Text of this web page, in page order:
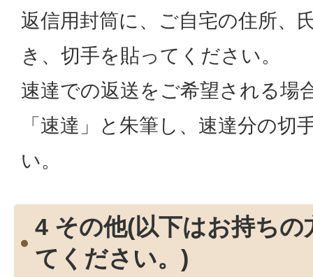
返信用封筒に、ご自宅の住所、
き、切手を貼ってください。
速達での返送をご希望される場
「速達」と朱筆し、速達分の切
い。
4 その他(以下はお持ちの
てください。)